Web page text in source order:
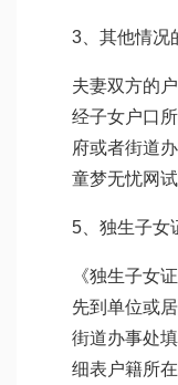
3、其他情况
夫妻双方的
经子女户口
府或者街道
童梦无忧网
5、独生子女
《独生子女
先到单位或
街道办事处
细表 户籍所